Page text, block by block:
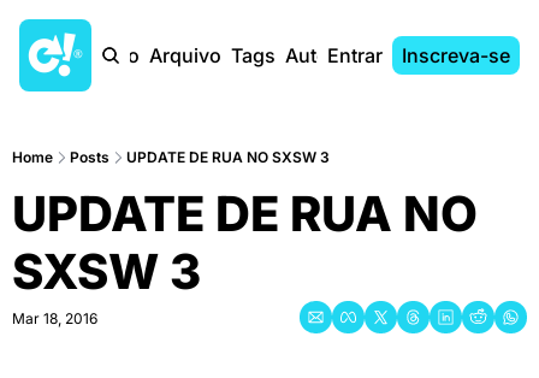
Início Arquivo Tags AutoresEntrar Inscreva-se
Home Posts UPDATE DE RUA NO SXSW 3
UPDATE DE RUA NO
SXSW 3
Mar 18, 2016